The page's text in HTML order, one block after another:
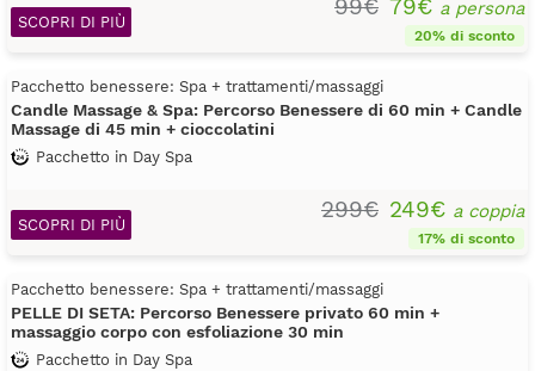
99€ 79€ a persona
20% di sconto
SCOPRI DI PIÙ
Pacchetto benessere: Spa + trattamenti/massaggi
Candle Massage & Spa: Percorso Benessere di 60 min + Candle
Massage di 45 min + cioccolatini
Pacchetto in Day Spa
299€ 249€ a coppia
17% di sconto
SCOPRI DI PIÙ
Pacchetto benessere: Spa + trattamenti/massaggi
PELLE DI SETA: Percorso Benessere privato 60 min +
massaggio corpo con esfoliazione 30 min
Pacchetto in Day Spa